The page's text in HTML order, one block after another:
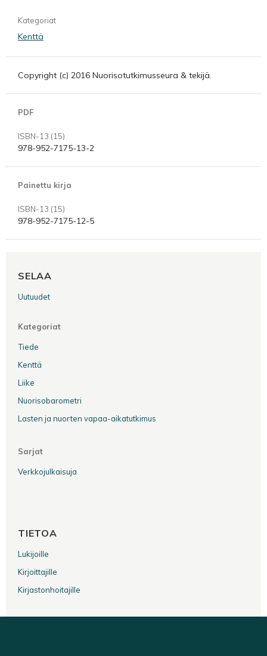
Kategoriat
Kenttä
Copyright (c) 2016 Nuorisotutkimusseura & tekijä.
PDF
ISBN-13 (15)
978-952-7175-13-2
Painettu kirja
ISBN-13 (15)
978-952-7175-12-5
SELAA
Uutuudet
Kategoriat
Tiede
Kenttä
Liike
Nuorisobarometri
Lasten ja nuorten vapaa-aikatutkimus
Sarjat
Verkkojulkaisuja
TIETOA
Lukijoille
Kirjoittajille
Kirjastonhoitajille